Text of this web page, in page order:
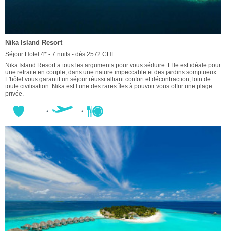
Nika Island Resort
Séjour Hotel 4* - 7 nuits - dès 2572 CHF
Nika Island Resort a tous les arguments pour vous séduire. Elle est idéale pour
une retraite en couple, dans une nature impeccable et des jardins somptueux.
L'hôtel vous garantit un séjour réussi alliant confort et décontraction, loin de
toute civilisation. Nika est l’une des rares îles à pouvoir vous offrir une plage
privée.